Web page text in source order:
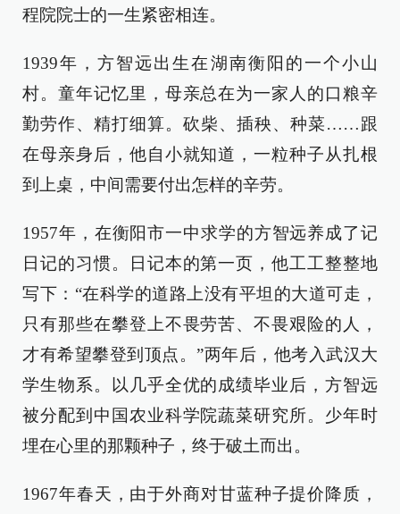
程院院士的一生紧密相连。
1939年，方智远出生在湖南衡阳的一个小山
村。童年记忆里，母亲总在为一家人的口粮辛
勤劳作、精打细算。砍柴、插秧、种菜……跟
在母亲身后，他自小就知道，一粒种子从扎根
到上桌，中间需要付出怎样的辛劳。
1957年，在衡阳市一中求学的方智远养成了记
日记的习惯。日记本的第一页，他工工整整地
写下：“在科学的道路上没有平坦的大道可走，
只有那些在攀登上不畏劳苦、不畏艰险的人，
才有希望攀登到顶点。”两年后，他考入武汉大
学生物系。以几乎全优的成绩毕业后，方智远
被分配到中国农业科学院蔬菜研究所。少年时
埋在心里的那颗种子，终于破土而出。
1967年春天，由于外商对甘蓝种子提价降质，